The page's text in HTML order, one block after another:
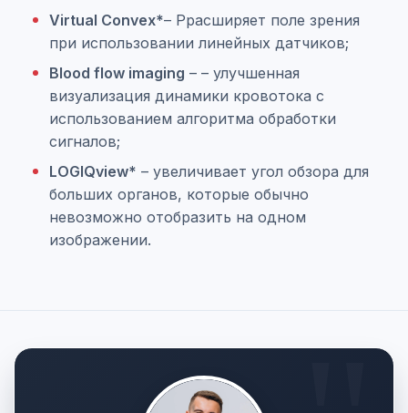
Virtual Convex*– Ррасширяет поле зрения
при использовании линейных датчиков;
Blood flow imaging – – улучшенная
визуализация динамики кровотока с
использованием алгоритма обработки
сигналов;
LOGIQview* – увеличивает угол обзора для
больших органов, которые обычно
невозможно отобразить на одном
изображении.